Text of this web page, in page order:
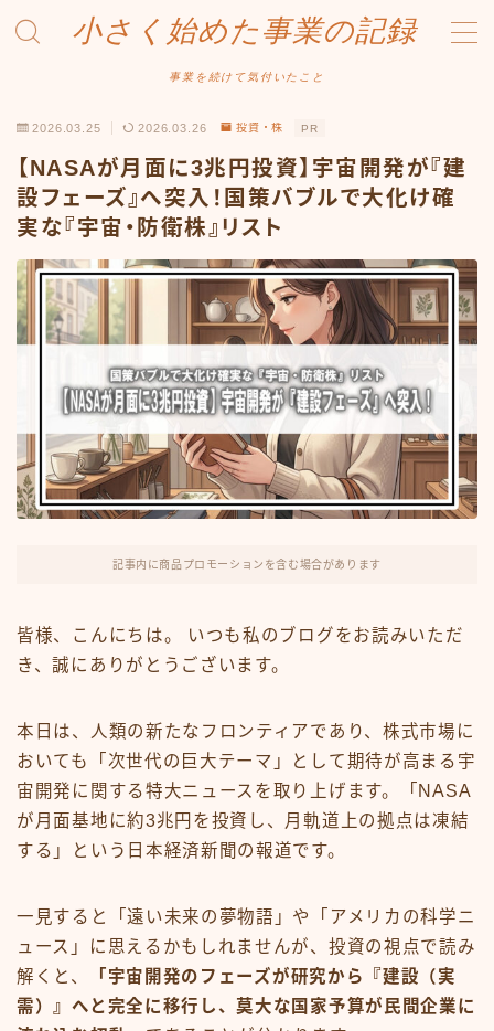
小さく始めた事業の記録
事業を続けて気付いたこと
Amazonせどり
トラブル事例
出品ノウハウ
フリマ物販
Yahoo出品
メルカリ販売
投資・株
FX・仮想通貨
リスキング・ラーニング
2026.03.25 2026.03.26 投資・株 PR
【NASAが月面に3兆円投資】宇宙開発が『建
設フェーズ』へ突入！国策バブルで大化け確
実な『宇宙・防衛株』リスト
記事内に商品プロモーションを含む場合があります
皆様、こんにちは。 いつも私のブログをお読みいただ
き、誠にありがとうございます。
本日は、人類の新たなフロンティアであり、株式市場に
おいても「次世代の巨大テーマ」として期待が高まる宇
宙開発に関する特大ニュースを取り上げます。「NASA
が月面基地に約3兆円を投資し、月軌道上の拠点は凍結
する」という日本経済新聞の報道です。
一見すると「遠い未来の夢物語」や「アメリカの科学ニ
ュース」に思えるかもしれませんが、投資の視点で読み
解くと、
「宇宙開発のフェーズが研究から『建設（実
需）』へと完全に移行し、莫大な国家予算が民間企業に